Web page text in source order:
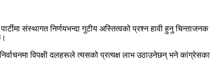
संस्थागत निर्णयभन्दा गुटीय अस्तित्वको प्रश्न हावी हुनु चिन्ताजनक
विपक्षी दलहरूले त्यसको प्रत्यक्ष लाभ उठाउनेछन् भने कांग्रेसका